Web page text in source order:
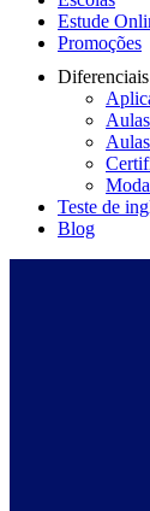
Estude
Promoções
Diferenciais
Teste de
Blog